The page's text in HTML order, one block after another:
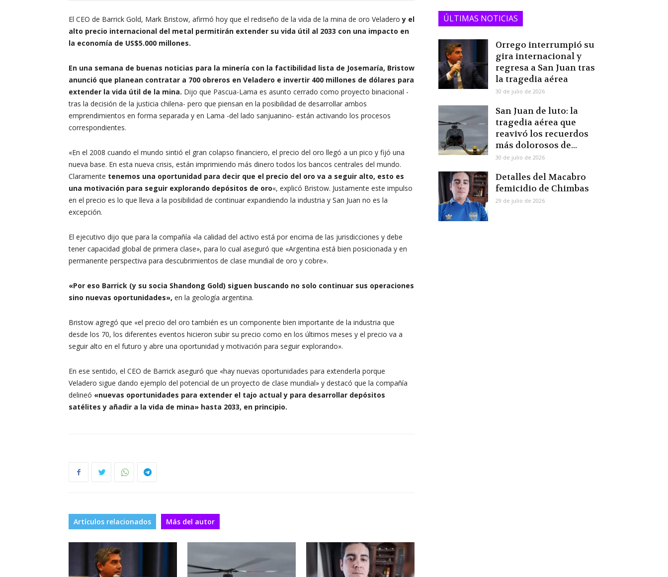
El CEO de Barrick Gold, Mark Bristow, afirmó hoy que el rediseño de la vida de la mina de oro Veladeroy el
alto precio internacional del metal permitirán extender su vida útil al 2033 con una impacto en
la economía de US$5.000 millones.
En una semana de buenas noticias para la minería con la factibilidad lista de Josemaría, Bristow
anunció que planean contratar a 700 obreros en Veladero e invertir 400 millones de dólares para
extender la vida útil de la mina. Dijo que Pascua-Lama es asunto cerrado como proyecto binacional -
tras la decisión de la justicia chilena- pero que piensan en la posibilidad de desarrollar ambos
emprendimientos en forma separada y en Lama -del lado sanjuanino- están activando los procesos
correspondientes.
«En el 2008 cuando el mundo sintió el gran colapso financiero, el precio del oro llegó a un pico y fijó una
nueva base. En esta nueva crisis, están imprimiendo más dinero todos los bancos centrales del mundo.
Claramente tenemos una oportunidad para decir que el precio del oro va a seguir alto, esto es
una motivación para seguir explorando depósitos de oro«, explicó Bristow. Justamente este impulso
en el precio es lo que lleva a la posibilidad de continuar expandiendo la industria y San Juan no es la
excepción.
El ejecutivo dijo que para la compañía «la calidad del activo está por encima de las jurisdicciones y debe
tener capacidad global de primera clase», para lo cual aseguró que «Argentina está bien posicionada y en
permanente perspectiva para descubrimientos de clase mundial de oro y cobre».
«Por eso Barrick (y su socia Shandong Gold) siguen buscando no solo continuar sus operaciones
sino nuevas oportunidades», en la geología argentina.
Bristow agregó que «el precio del oro también es un componente bien importante de la industria que
desde los 70, los diferentes eventos hicieron subir su precio como en los últimos meses y el precio va a
seguir alto en el futuro y abre una oportunidad y motivación para seguir explorando».
En ese sentido, el CEO de Barrick aseguró que «hay nuevas oportunidades para extenderla porque
Veladero sigue dando ejemplo del potencial de un proyecto de clase mundial» y destacó que la compañía
delineó «nuevas oportunidades para extender el tajo actual y para desarrollar depósitos
satélites y añadir a la vida de mina» hasta 2033, en principio.
Artículos relacionados Más del autor
ÚLTIMAS NOTICIAS
Orrego interrumpió su
gira internacional y
regresa a San Juan tras
la tragedia aérea
30 de julio de 2026
San Juan de luto: la
tragedia aérea que
reavivó los recuerdos
más dolorosos de...
30 de julio de 2026
Detalles del Macabro
femicidio de Chimbas
29 de julio de 2026